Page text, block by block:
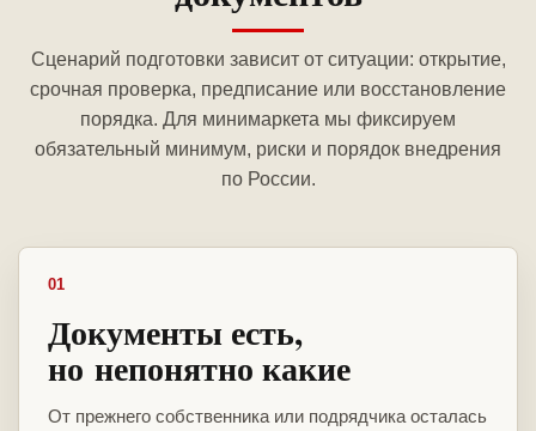
Сценарий подготовки зависит от ситуации: открытие,
срочная проверка, предписание или восстановление
порядка. Для минимаркета мы фиксируем
обязательный минимум, риски и порядок внедрения
по России.
01
Документы есть,
но непонятно какие
От прежнего собственника или подрядчика осталась